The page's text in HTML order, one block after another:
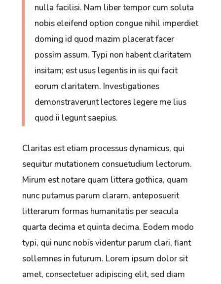
nulla facilisi. Nam liber tempor cum soluta
nobis eleifend option congue nihil imperdiet
doming id quod mazim placerat facer
possim assum. Typi non habent claritatem
insitam; est usus legentis in iis qui facit
eorum claritatem. Investigationes
demonstraverunt lectores legere me lius
quod ii legunt saepius.
Claritas est etiam processus dynamicus, qui
sequitur mutationem consuetudium lectorum.
Mirum est notare quam littera gothica, quam
nunc putamus parum claram, anteposuerit
litterarum formas humanitatis per seacula
quarta decima et quinta decima. Eodem modo
typi, qui nunc nobis videntur parum clari, fiant
sollemnes in futurum. Lorem ipsum dolor sit
amet, consectetuer adipiscing elit, sed diam